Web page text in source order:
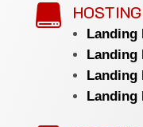

Landing
Landing
Landing
Landing